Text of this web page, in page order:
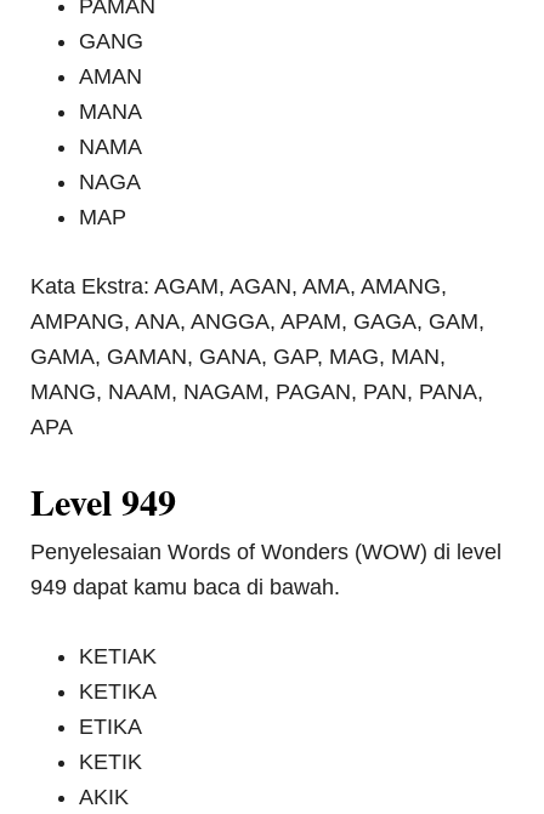
PAMAN
GANG
AMAN
MANA
NAMA
NAGA
MAP
Kata Ekstra: AGAM, AGAN, AMA, AMANG,
AMPANG, ANA, ANGGA, APAM, GAGA, GAM,
GAMA, GAMAN, GANA, GAP, MAG, MAN,
MANG, NAAM, NAGAM, PAGAN, PAN, PANA,
APA
Level 949
Penyelesaian Words of Wonders (WOW) di level
949 dapat kamu baca di bawah.
KETIAK
KETIKA
ETIKA
KETIK
AKIK